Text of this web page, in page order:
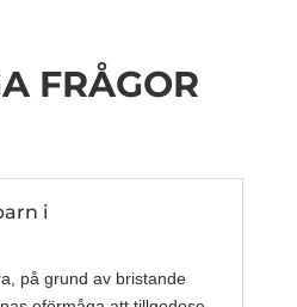
FRÅGOR
i
på grund av bristande